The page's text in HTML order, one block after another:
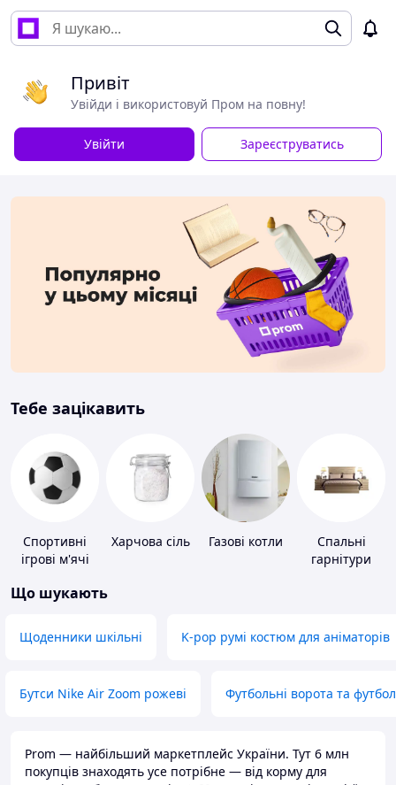
Привіт
Увійди і використовуй Пром на повну!
Увійти Зареєструватись
Тебе зацікавить
Спортивні
ігрові м'ячі
Харчова сіль Газові котли
Спальні
гарнітури
Що шукають
Щоденники шкільні K-pop румі костюм для аніматорів
Бутси Nike Air Zoom рожеві Футбольні ворота та
Prom — найбільший маркетплейс України. Тут 6 млн
покупців знаходять усе потрібне — від корму для